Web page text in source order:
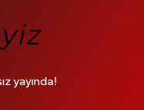
yayında!